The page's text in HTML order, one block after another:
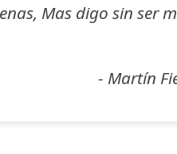
Mas digo sin ser
- Martín